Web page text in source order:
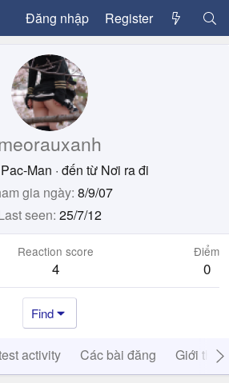
Đăng nhập Register
Man · đến từ Nơi ra đi
gia ngày 8/9/07
seen 25/7/12
Reaction score
4
Điểm
0
Find
activity Các bài đăng Giới thiệu